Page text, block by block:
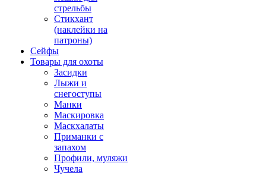
стрельбы
Стикхант
(наклейки на
патроны)
Сейфы
Товары для охоты
Засидки
Лыжи и
снегоступы
Манки
Маскировка
Маскхалаты
Приманки с
запахом
Профили, муляжи
Чучела